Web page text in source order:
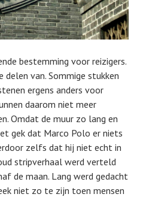
bestemming voor reizigers.
van. Sommige stukken
ergens anders voor
daarom niet meer
Omdat de muur zo lang en
gek dat Marco Polo er niets
zelfs dat hij niet echt in
stripverhaal werd verteld
de maan. Lang werd gedacht
niet zo te zijn toen mensen